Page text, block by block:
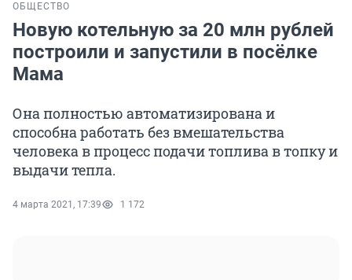
ОБЩЕСТВО
Новую котельную за 20 млн рублей
построили и запустили в посёлке
Мама
Она полностью автоматизирована и
способна работать без вмешательства
человека в процесс подачи топлива в топку и
выдачи тепла.
4 марта 2021, 17:39 1 172